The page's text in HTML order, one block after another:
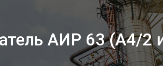
АИР 63 (А4/2